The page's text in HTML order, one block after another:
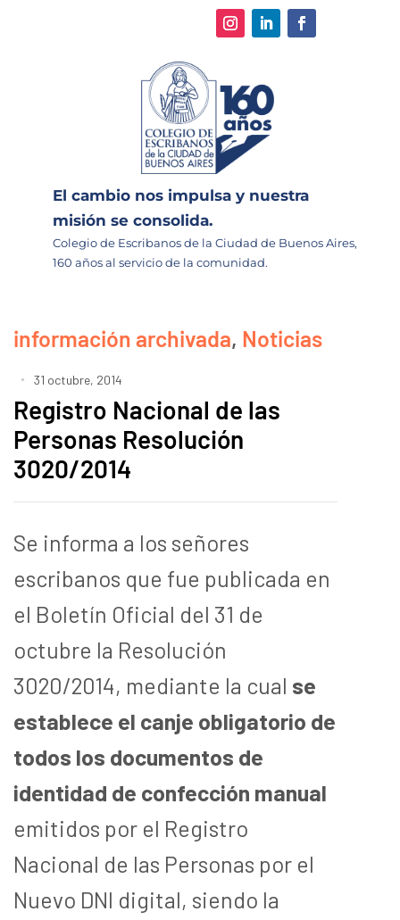
El cambio nos impulsa y nuestra
misión se consolida.
Colegio de Escribanos de la Ciudad de Buenos Aires,
160 años al servicio de la comunidad.
información archivada, Noticias
31 octubre, 2014
Registro Nacional de las
Personas Resolución
3020/2014
Se informa a los señores
escribanos que fue publicada en
el Boletín Oficial del 31 de
octubre la Resolución
3020/2014, mediante la cual se
establece el canje obligatorio de
todos los documentos de
identidad de confección manual
emitidos por el Registro
Nacional de las Personas por el
Nuevo DNI digital, siendo la